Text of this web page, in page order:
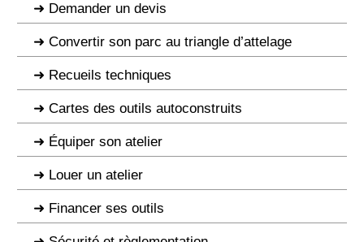
Demander un devis
Convertir son parc au triangle d’attelage
Recueils techniques
Cartes des outils autoconstruits
Équiper son atelier
Louer un atelier
Financer ses outils